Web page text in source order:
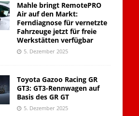
Mahle bringt RemotePRO
Air auf den Markt:
Ferndiagnose für vernetzte
Fahrzeuge jetzt für freie
Werkstätten verfügbar
5. Dezember 2025
Toyota Gazoo Racing GR
GT3: GT3-Rennwagen auf
Basis des GR GT
5. Dezember 2025